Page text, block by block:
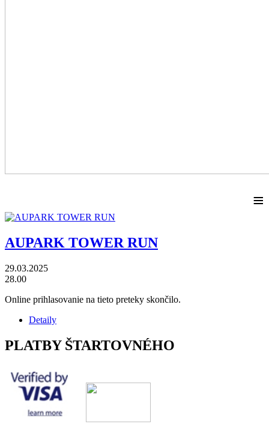
≡
AUPARK TOWER RUN
29.03.2025
28.00
Online prihlasovanie na tieto preteky skončilo.
Detaily
PLATBY ŠTARTOVNÉHO